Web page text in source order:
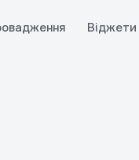
Віджети